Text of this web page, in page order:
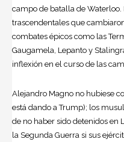
campo de batalla de Waterloo.
trascendentales que
combates épicos como las
Gaugamela, Lepanto y
inflexión en el curso de las
Alejandro Magno no hubiese
está dando a Trump); los
de no haber sido detenidos en
la Segunda Guerra si sus